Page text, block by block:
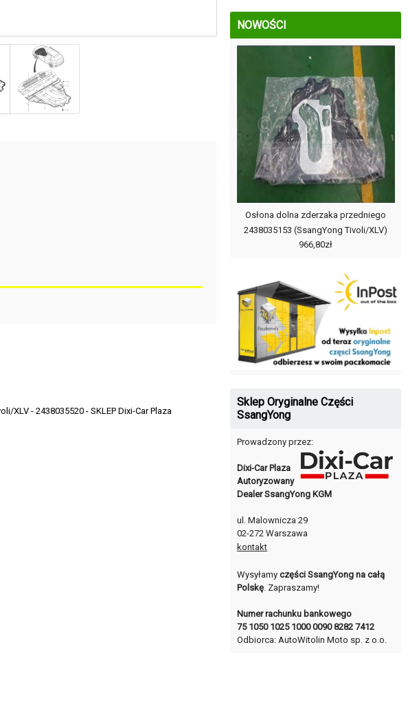
XLV - 2438035520 - SKLEP Dixi-Car Plaza
NOWOŚCI
Osłona dolna zderzaka przedniego
2438035153 (SsangYong Tivoli/XLV)
966,80zł
Sklep Oryginalne Części
SsangYong
Prowadzony przez:
Dixi-Car Plaza
Autoryzowany
Dealer SsangYong KGM
ul. Malownicza 29
02-272 Warszawa
kontakt
Wysyłamyczęści SsangYong na całą
Polskę . Zapraszamy!
Numer rachunku bankowego
75 1050 1025 1000 0090 8282 7412
Odbiorca: AutoWitolin Moto sp. z o.o.